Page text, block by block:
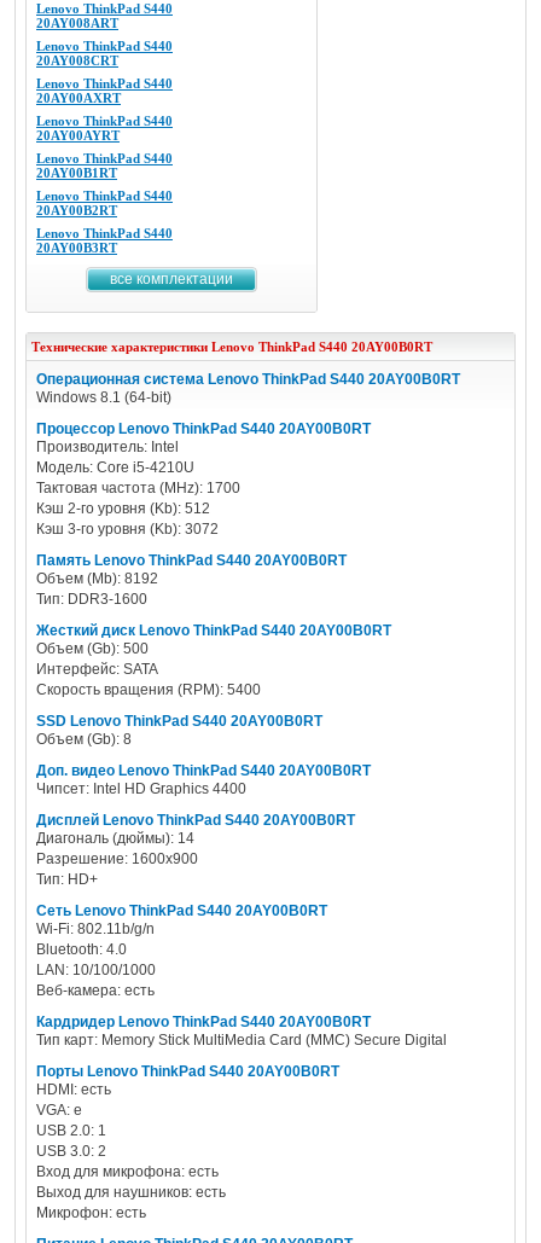
Lenovo ThinkPad S440
20AY008ART
Lenovo ThinkPad S440
20AY008CRT
Lenovo ThinkPad S440
20AY00AXRT
Lenovo ThinkPad S440
20AY00AYRT
Lenovo ThinkPad S440
20AY00B1RT
Lenovo ThinkPad S440
20AY00B2RT
Lenovo ThinkPad S440
20AY00B3RT
все комплектации
Технические характеристики Lenovo ThinkPad S440 20AY00B0RT
Операционная система Lenovo ThinkPad S440 20AY00B0RT
Windows 8.1 (64-bit)
Процессор Lenovo ThinkPad S440 20AY00B0RT
Производитель: Intel
Модель: Core i5-4210U
Тактовая частота (MHz): 1700
Кэш 2-го уровня (Kb): 512
Кэш 3-го уровня (Kb): 3072
Память Lenovo ThinkPad S440 20AY00B0RT
Объем (Mb): 8192
Тип: DDR3-1600
Жесткий диск Lenovo ThinkPad S440 20AY00B0RT
Объем (Gb): 500
Интерфейс: SATA
Скорость вращения (RPM): 5400
SSD Lenovo ThinkPad S440 20AY00B0RT
Объем (Gb): 8
Доп. видео Lenovo ThinkPad S440 20AY00B0RT
Чипсет: Intel HD Graphics 4400
Дисплей Lenovo ThinkPad S440 20AY00B0RT
Диагональ (дюймы): 14
Разрешение: 1600x900
Тип: HD+
Сеть Lenovo ThinkPad S440 20AY00B0RT
Wi-Fi: 802.11b/g/n
Bluetooth: 4.0
LAN: 10/100/1000
Веб-камера: есть
Кардридер Lenovo ThinkPad S440 20AY00B0RT
Тип карт: Memory Stick MultiMedia Card (MMC) Secure Digital
Порты Lenovo ThinkPad S440 20AY00B0RT
HDMI: есть
VGA: е
USB 2.0: 1
USB 3.0: 2
Вход для микрофона: есть
Выход для наушников: есть
Микрофон: есть